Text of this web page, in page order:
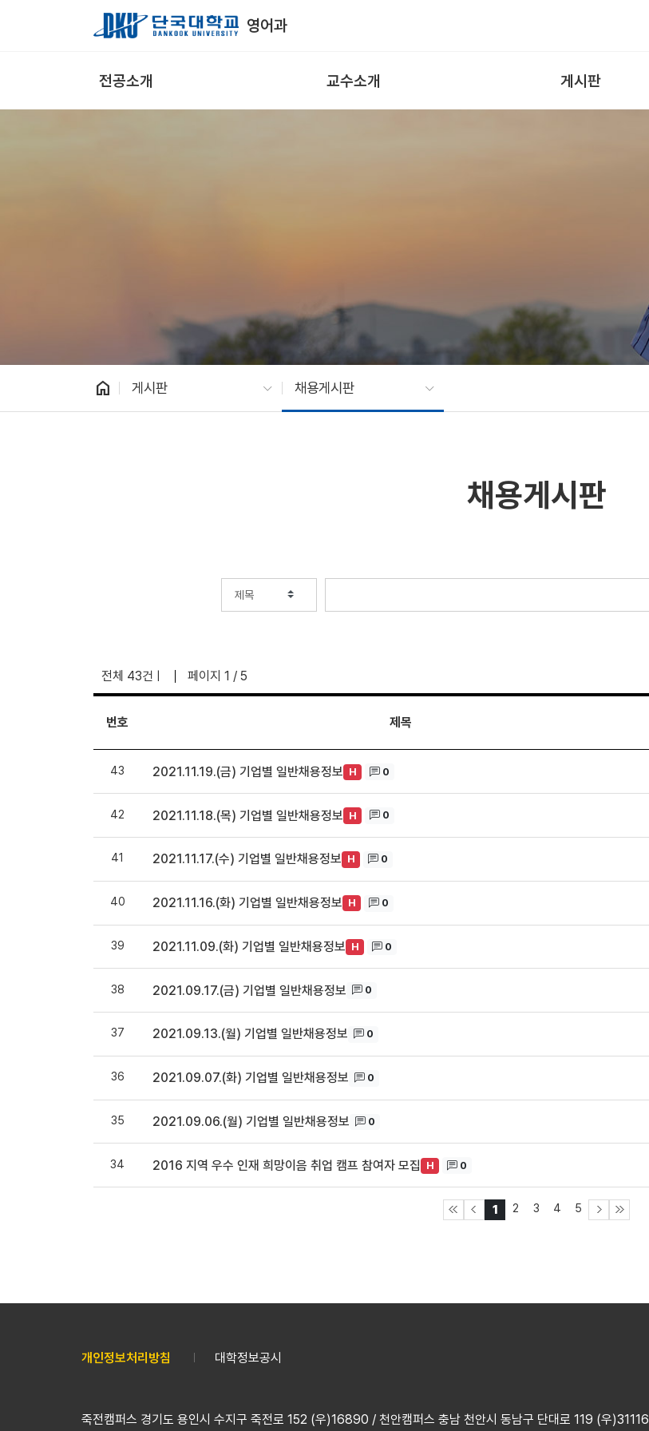
Skip to Main Content
영어과
전공소개 교수소개 게시판
home 게시판 채용게시판
채용게시판
전체 43건 페이지 1 / 5
번호 제목
43 2021.11.19.(금) 기업별 일반채용정보 H 0
42 2021.11.18.(목) 기업별 일반채용정보 H 0
41 2021.11.17.(수) 기업별 일반채용정보 H 0
40 2021.11.16.(화) 기업별 일반채용정보 H 0
39 2021.11.09.(화) 기업별 일반채용정보 H 0
38 2021.09.17.(금) 기업별 일반채용정보 0
37 2021.09.13.(월) 기업별 일반채용정보 0
36 2021.09.07.(화) 기업별 일반채용정보 0
35 2021.09.06.(월) 기업별 일반채용정보 0
34 2016 지역 우수 인재 희망이음 취업 캠프 참여자 모집 H 0
1 2 3 4 5
개인정보처리방침 대학정보공시
죽전캠퍼스 경기도 용인시 수지구 죽전로 152 (우)16890 / 천안캠퍼스 충남 천안시 동남구 단대로 119 (우)31116